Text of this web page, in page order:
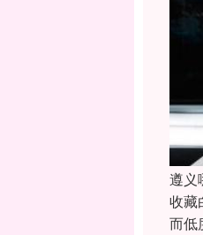
遵义
收藏
而低